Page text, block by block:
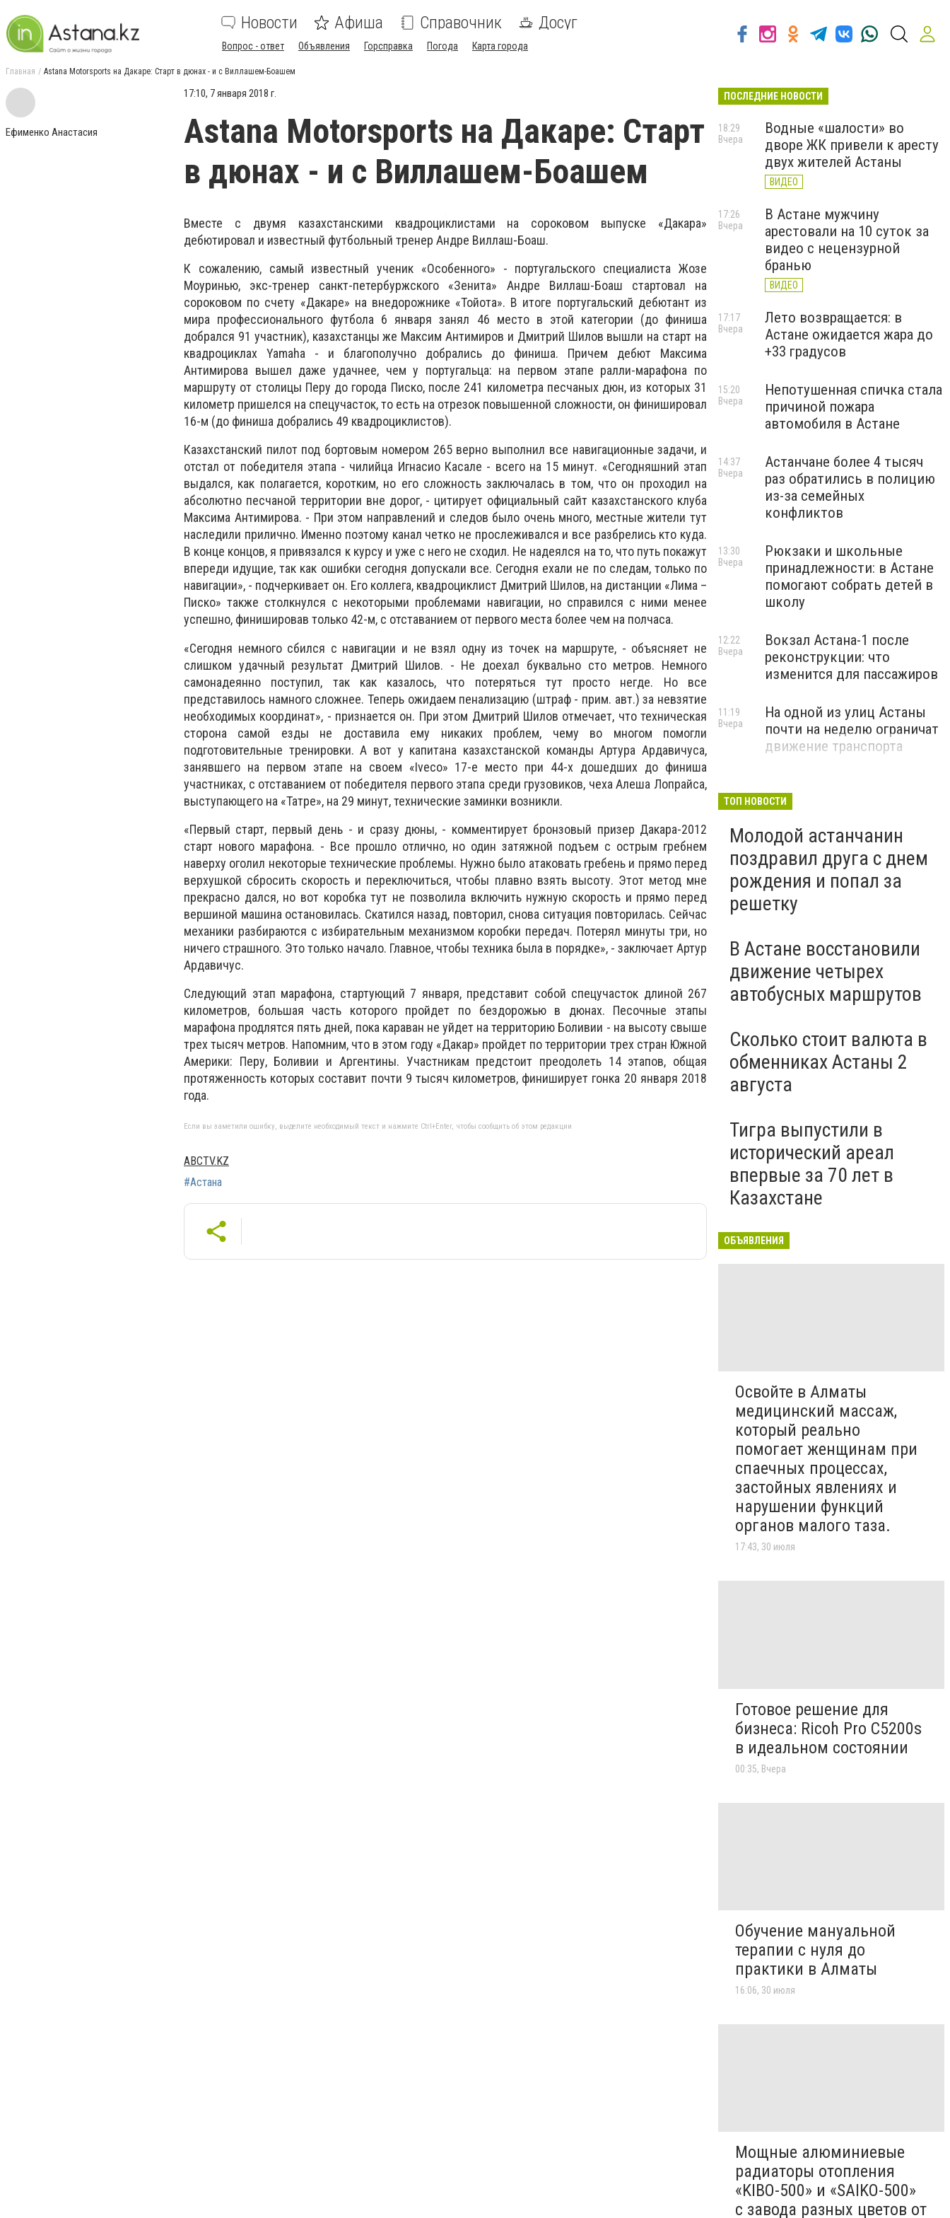
Новости Афиша Справочник Досуг
Вопрос - ответ Объявления Горсправка Погода Карта города
Главная Astana Motorsports на Дакаре: Старт в дюнах - и с Виллашем-Боашем
Ефименко Анастасия
17:10, 7 января 2018 г.
Astana Motorsports на Дакаре: Старт
в дюнах - и с Виллашем-Боашем
Вместе с двумя казахстанскими квадроциклистами на сороковом выпуске «Дакара»
дебютировал и известный футбольный тренер Андре Виллаш-Боаш.
К сожалению, самый известный ученик «Особенного» - португальского специалиста Жозе
Моуринью, экс-тренер санкт-петербуржского «Зенита» Андре Виллаш-Боаш стартовал на
сороковом по счету «Дакаре» на внедорожнике «Тойота». В итоге португальский дебютант из
мира профессионального футбола 6 января занял 46 место в этой категории (до финиша
добрался 91 участник), казахстанцы же Максим Антимиров и Дмитрий Шилов вышли на старт на
квадроциклах Yamaha - и благополучно добрались до финиша. Причем дебют Максима
Антимирова вышел даже удачнее, чем у португальца: на первом этапе ралли-марафона по
маршруту от столицы Перу до города Писко, после 241 километра песчаных дюн, из которых 31
километр пришелся на спецучасток, то есть на отрезок повышенной сложности, он финишировал
16-м (до финиша добрались 49 квадроциклистов).
Казахстанский пилот под бортовым номером 265 верно выполнил все навигационные задачи, и
отстал от победителя этапа - чилийца Игнасио Касале - всего на 15 минут. «Сегодняшний этап
выдался, как полагается, коротким, но его сложность заключалась в том, что он проходил на
абсолютно песчаной территории вне дорог, - цитирует официальный сайт казахстанского клуба
Максима Антимирова. - При этом направлений и следов было очень много, местные жители тут
наследили прилично. Именно поэтому канал четко не прослеживался и все разбрелись кто куда.
В конце концов, я привязался к курсу и уже с него не сходил. Не надеялся на то, что путь покажут
впереди идущие, так как ошибки сегодня допускали все. Сегодня ехали не по следам, только по
навигации», - подчеркивает он. Его коллега, квадроциклист Дмитрий Шилов, на дистанции «Лима –
Писко» также столкнулся с некоторыми проблемами навигации, но справился с ними менее
успешно, финишировав только 42-м, с отставанием от первого места более чем на полчаса.
«Сегодня немного сбился с навигации и не взял одну из точек на маршруте, - объясняет не
слишком удачный результат Дмитрий Шилов. - Не доехал буквально сто метров. Немного
самонадеянно поступил, так как казалось, что потеряться тут просто негде. Но все
представилось намного сложнее. Теперь ожидаем пенализацию (штраф - прим. авт.) за невзятие
необходимых координат», - признается он. При этом Дмитрий Шилов отмечает, что техническая
сторона самой езды не доставила ему никаких проблем, чему во многом помогли
подготовительные тренировки. А вот у капитана казахстанской команды Артура Ардавичуса,
занявшего на первом этапе на своем «Iveco» 17-е место при 44-х дошедших до финиша
участниках, с отставанием от победителя первого этапа среди грузовиков, чеха Алеша Лопрайса,
выступающего на «Татре», на 29 минут, технические заминки возникли.
«Первый старт, первый день - и сразу дюны, - комментирует бронзовый призер Дакара-2012
старт нового марафона. - Все прошло отлично, но один затяжной подъем с острым гребнем
наверху оголил некоторые технические проблемы. Нужно было атаковать гребень и прямо перед
верхушкой сбросить скорость и переключиться, чтобы плавно взять высоту. Этот метод мне
прекрасно дался, но вот коробка тут не позволила включить нужную скорость и прямо перед
вершиной машина остановилась. Скатился назад, повторил, снова ситуация повторилась. Сейчас
механики разбираются с избирательным механизмом коробки передач. Потерял минуты три, но
ничего страшного. Это только начало. Главное, чтобы техника была в порядке», - заключает Артур
Ардавичус.
Следующий этап марафона, стартующий 7 января, представит собой спецучасток длиной 267
километров, большая часть которого пройдет по бездорожью в дюнах. Песочные этапы
марафона продлятся пять дней, пока караван не уйдет на территорию Боливии - на высоту свыше
трех тысяч метров. Напомним, что в этом году «Дакар» пройдет по территории трех стран Южной
Америки: Перу, Боливии и Аргентины. Участникам предстоит преодолеть 14 этапов, общая
протяженность которых составит почти 9 тысяч километров, финиширует гонка 20 января 2018
года.
Если вы заметили ошибку, выделите необходимый текст и нажмите Ctrl+Enter, чтобы сообщить об этом редакции
ABCTV.KZ
#Астана
ПОСЛЕДНИЕ НОВОСТИ
Водные «шалости» во
дворе ЖК привели к аресту
двух жителей Астаны
ВИДЕО
18:29
Вчера
В Астане мужчину
арестовали на 10 суток за
видео с нецензурной
бранью
ВИДЕО
17:26
Вчера
Лето возвращается: в
Астане ожидается жара до
+33 градусов
17:17
Вчера
Непотушенная спичка стала
причиной пожара
автомобиля в Астане
15:20
Вчера
Астанчане более 4 тысяч
раз обратились в полицию
из-за семейных
конфликтов
14:37
Вчера
Рюкзаки и школьные
принадлежности: в Астане
помогают собрать детей в
школу
13:30
Вчера
Вокзал Астана-1 после
реконструкции: что
изменится для пассажиров
12:22
Вчера
На одной из улиц Астаны
почти на неделю ограничат
движение транспорта
11:19
Вчера
ТОП НОВОСТИ
Молодой астанчанин
поздравил друга с днем
рождения и попал за
решетку
В Астане восстановили
движение четырех
автобусных маршрутов
Сколько стоит валюта в
обменниках Астаны 2
августа
Тигра выпустили в
исторический ареал
впервые за 70 лет в
Казахстане
ОБЪЯВЛЕНИЯ
Освойте в Алматы
медицинский массаж,
который реально
помогает женщинам при
спаечных процессах,
застойных явлениях и
нарушении функций
органов малого таза.
17:43, 30 июля
Готовое решение для
бизнеса: Ricoh Pro C5200s
в идеальном состоянии
00:35, Вчера
Обучение мануальной
терапии с нуля до
практики в Алматы
16:06, 30 июля
Мощные алюминиевые
радиаторы отопления
«KIBO-500» и «SAIKO-500»
с завода разных цветов от